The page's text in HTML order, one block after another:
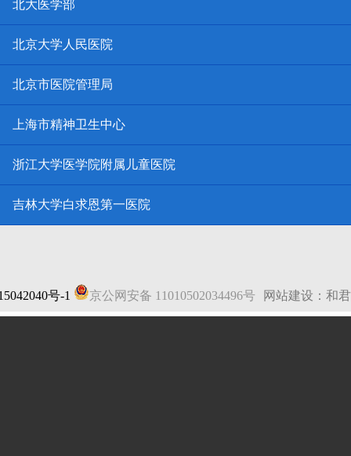
北大医学部
北京大学人民医院
北京市医院管理局
上海市精神卫生中心
浙江大学医学院附属儿童医院
吉林大学白求恩第一医院
号-1 京公网安备 11010502034496号 网站建设：和